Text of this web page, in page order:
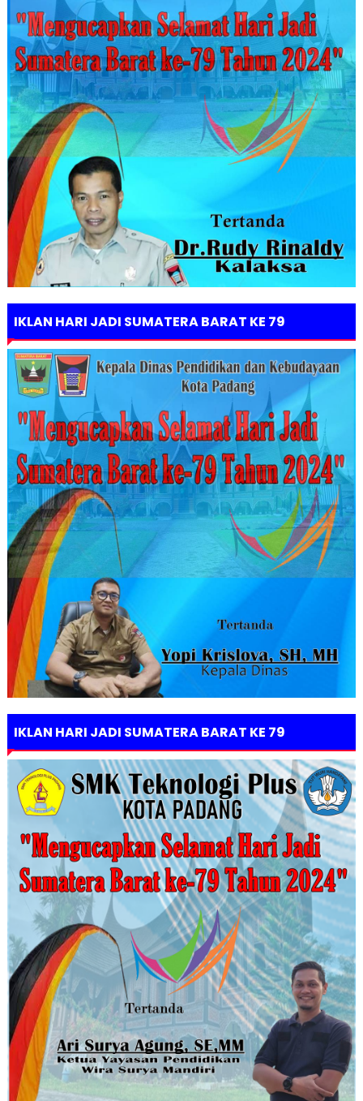
IKLAN HARI JADI SUMATERA BARAT KE 79
IKLAN HARI JADI SUMATERA BARAT KE 79